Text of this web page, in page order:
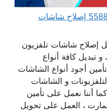
فني تصليح تلفزيونات 55880595 إصلاح شاشات
إصلاح شاشات تلفزيون
تبديل كافة أنواع
أجود أنواع الشاشات
و الشاشات
أننا نعمل على تأمين
، العمل على تحويل